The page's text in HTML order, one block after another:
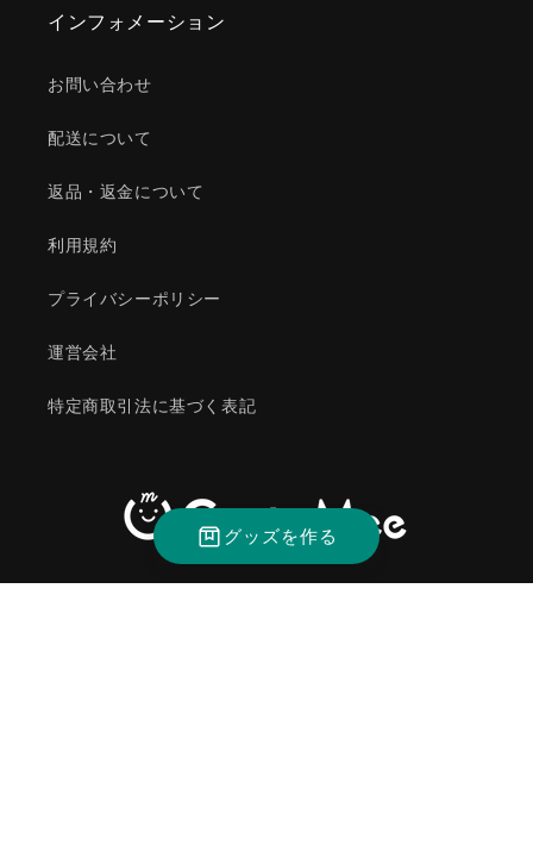
インフォメーション
お問い合わせ
配送について
返品・返金について
利用規約
プライバシーポリシー
運営会社
特定商取引法に基づく表記
グッズを作る